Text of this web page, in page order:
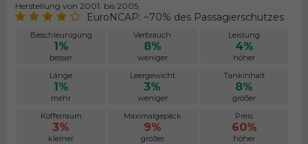
Herstellung von 2001. bis 2005.
EuroNCAP: ~70% des Passagierschutzes
Beschleunigung
1%
besser
Verbrauch
8%
weniger
Leistung
4%
höher
Länge
1%
mehr
Leergewicht
3%
weniger
Tankinhalt
8%
größer
Kofferraum
3%
kleiner
Maximalgepäck
9%
größer
Preis
60%
höher